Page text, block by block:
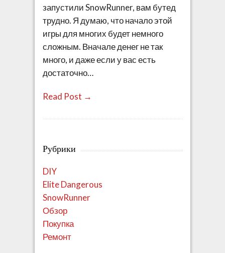
запустили SnowRunner, вам бутед
трудно. Я думаю, что начало этой
игры для многих будет немного
сложным. Вначале денег не так
много, и даже если у вас есть
достаточно…
Read Post →
Рубрики
DIY
Elite Dangerous
SnowRunner
Обзор
Покупка
Ремонт